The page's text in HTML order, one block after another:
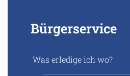
Bürgerservice
Was erledige ich wo?